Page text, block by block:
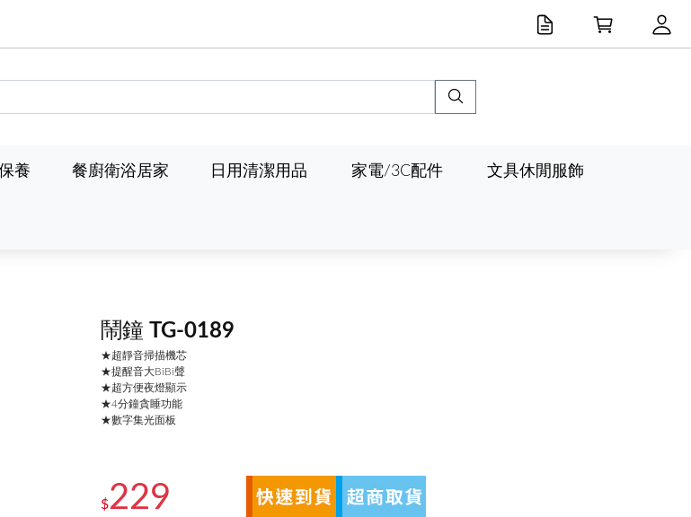
養 餐廚衛浴居家 日用清潔用品 家電/3C配件 文具休閒服飾
鬧鐘 TG-0189
★超靜音掃描機芯
★提醒音大BiBi聲
★超方便夜燈顯示
★4分鐘貪睡功能
★數字集光面板
$229